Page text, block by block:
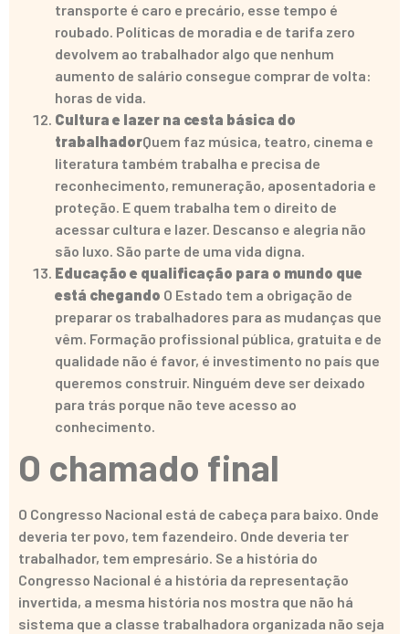
transporte é caro e precário, esse tempo é
roubado. Políticas de moradia e de tarifa zero
devolvem ao trabalhador algo que nenhum
aumento de salário consegue comprar de volta:
horas de vida.
Cultura e lazer na cesta básica do
trabalhadorQuem faz música, teatro, cinema e
literatura também trabalha e precisa de
reconhecimento, remuneração, aposentadoria e
proteção. E quem trabalha tem o direito de
acessar cultura e lazer. Descanso e alegria não
são luxo. São parte de uma vida digna.
Educação e qualificação para o mundo que
está chegando O Estado tem a obrigação de
preparar os trabalhadores para as mudanças que
vêm. Formação profissional pública, gratuita e de
qualidade não é favor, é investimento no país que
queremos construir. Ninguém deve ser deixado
para trás porque não teve acesso ao
conhecimento.
O chamado final
O Congresso Nacional está de cabeça para baixo. Onde
deveria ter povo, tem fazendeiro. Onde deveria ter
trabalhador, tem empresário. Se a história do
Congresso Nacional é a história da representação
invertida, a mesma história nos mostra que não há
sistema que a classe trabalhadora organizada não seja